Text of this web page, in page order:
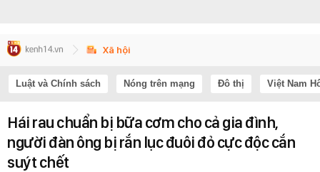
Xã hội
Luật và Chính sách Nóng trên mạng Đô thị Việt Nam
Hái rau chuẩn bị bữa cơm cho cả gia đình,
người đàn ông bị rắn lục đuôi đỏ cực độc cắn
suýt chết